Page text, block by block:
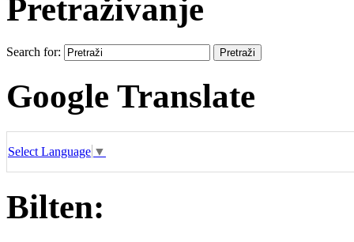
Pretraživanje
Search for:
Google Translate
Select Language ▼
Bilten: